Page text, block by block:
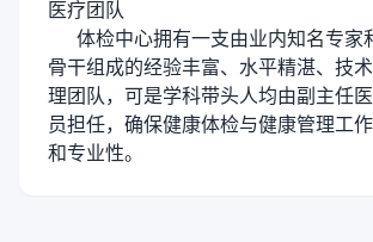
医疗团队
体检中心拥有一支由业内知名专家
骨干组成的经验丰富、水平精湛、技
理团队，可是学科带头人均由副主任
员担任，确保健康体检与健康管理工
和专业性。